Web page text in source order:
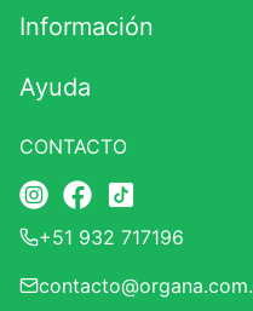
★★★
Correo electrónico
Información
Ayuda
CONTACTO
+51 932 717196